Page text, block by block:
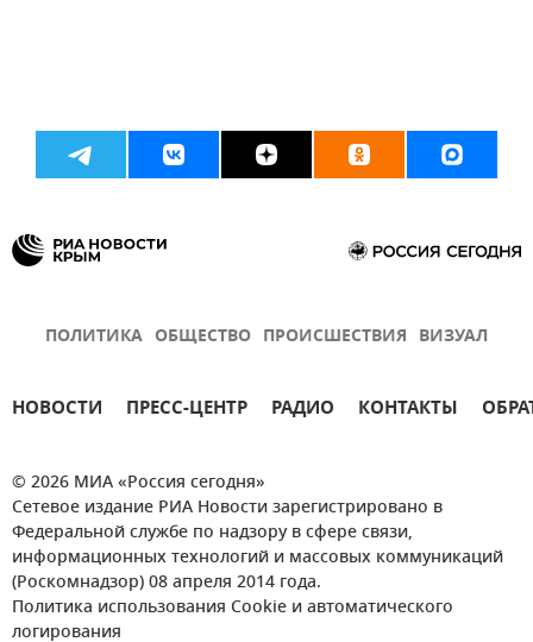
ПОЛИТИКА ОБЩЕСТВО ПРОИСШЕСТВИЯ ВИЗУАЛ
НОВОСТИ ПРЕСС-ЦЕНТР РАДИО КОНТАКТЫ
© 2026 МИА «Россия сегодня»
Сетевое издание РИА Новости зарегистрировано в
Федеральной службе по надзору в сфере связи,
информационных технологий и массовых коммуникаций
(Роскомнадзор) 08 апреля 2014 года.
Политика использования Cookie и автоматического
логирования